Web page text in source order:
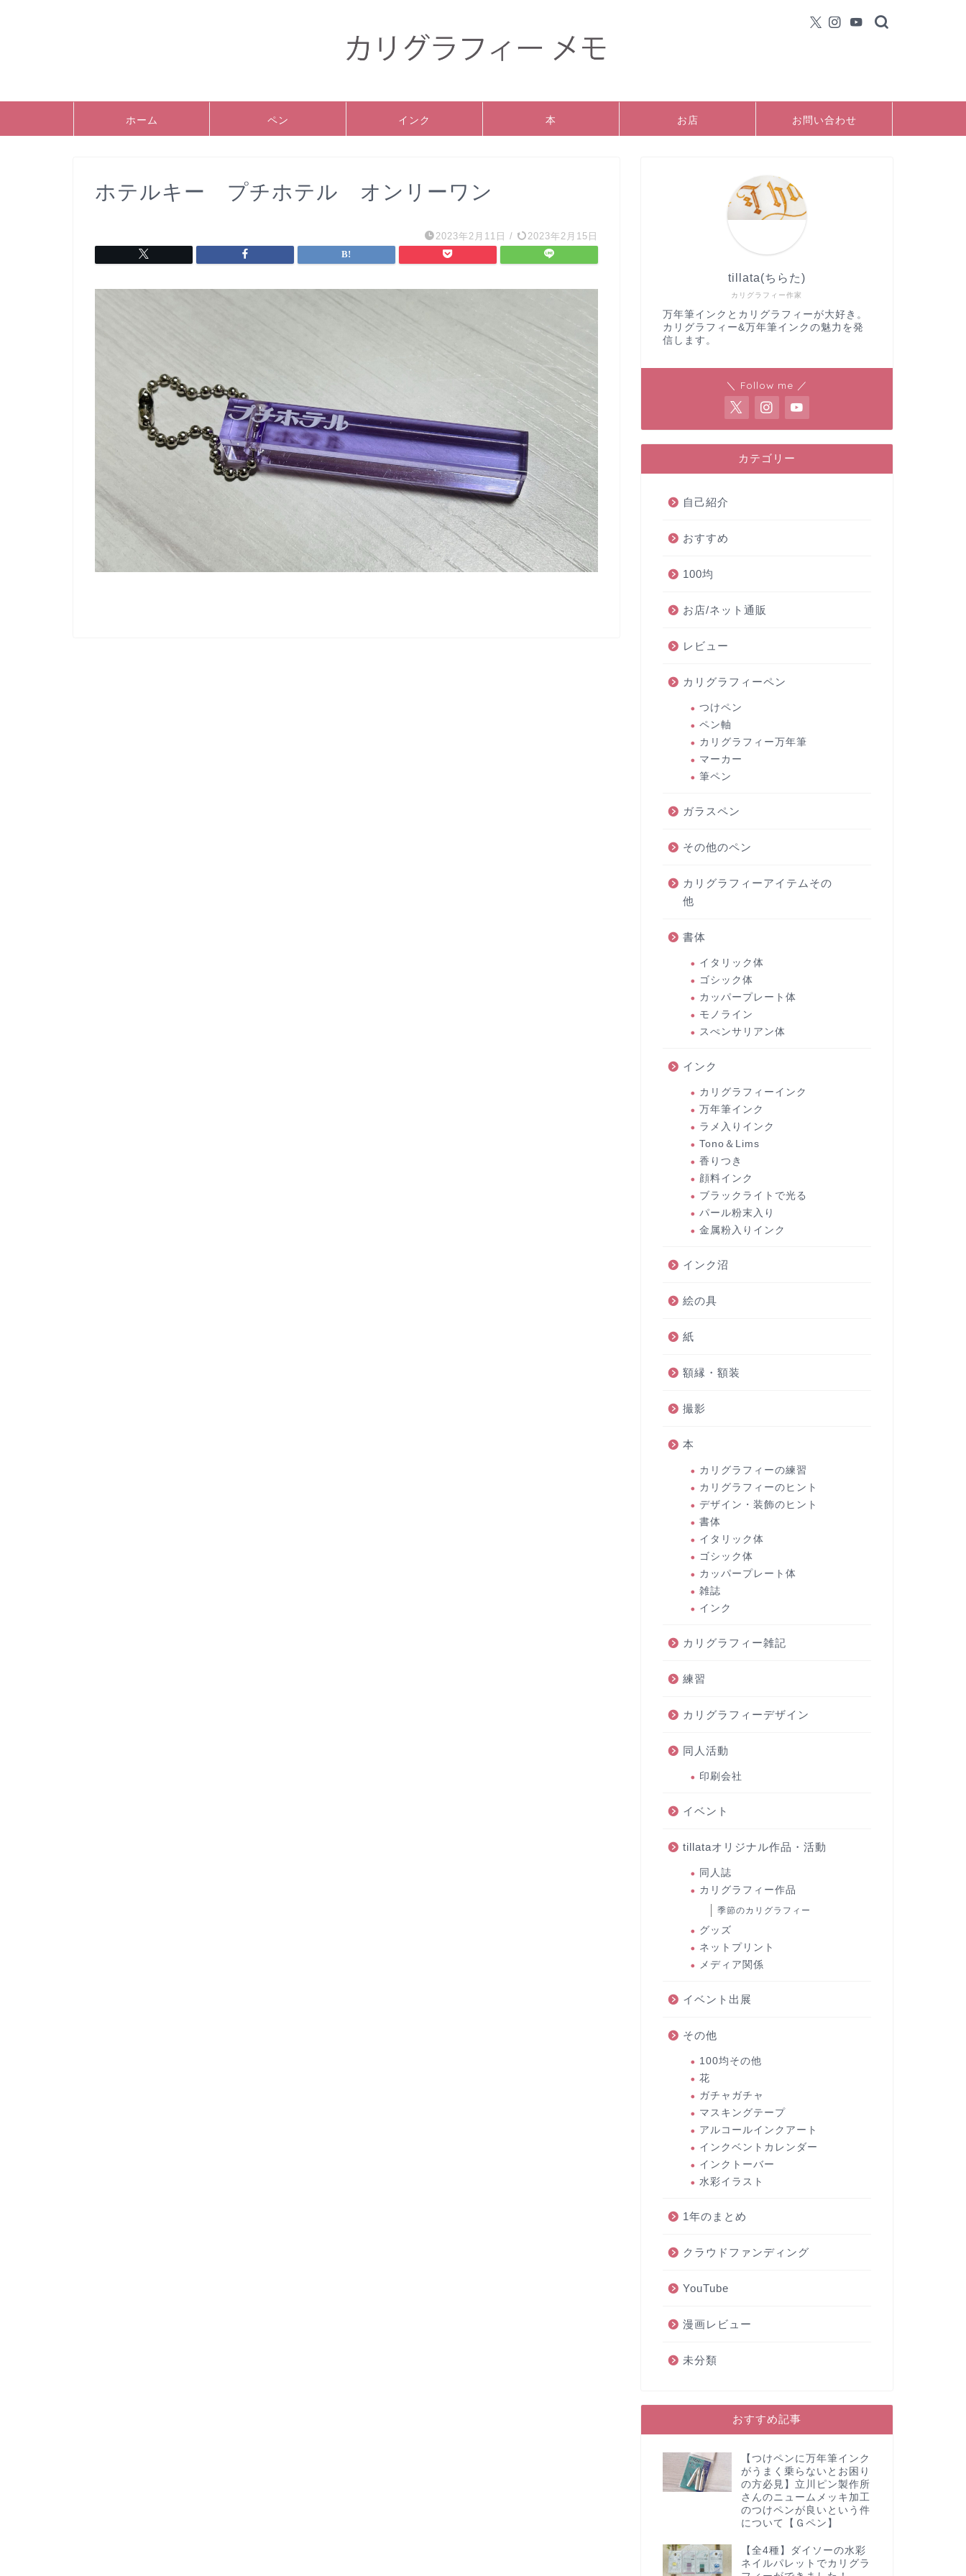
ホーム ペン インク 本 お店 お問い合わせ
ホテルキー プチホテル オンリーワン
2023年2月11日 / 2023年2月15日
カリグラフィー作家
tillata(ちらた)
万年筆インクとカリグラフィーが大好き。
カリグラフィー&万年筆インクの魅力を発
信します。
＼ Follow me ／
カテゴリー
自己紹介
おすすめ
100均
お店/ネット通販
レビュー
カリグラフィーペン
つけペン
ペン軸
カリグラフィー万年筆
マーカー
筆ペン
ガラスペン
その他のペン
カリグラフィーアイテムその
他
書体
イタリック体
ゴシック体
カッパープレート体
モノライン
スぺンサリアン体
インク
カリグラフィーインク
万年筆インク
ラメ入りインク
Tono＆Lims
香りつき
顔料インク
ブラックライトで光る
パール粉末入り
金属粉入りインク
インク沼
絵の具
紙
額縁・額装
撮影
本
カリグラフィーの練習
カリグラフィーのヒント
デザイン・装飾のヒント
書体
イタリック体
ゴシック体
カッパープレート体
雑誌
インク
カリグラフィー雑記
練習
カリグラフィーデザイン
同人活動
印刷会社
イベント
tillataオリジナル作品・活動
同人誌
カリグラフィー作品
季節のカリグラフィー
グッズ
ネットプリント
メディア関係
イベント出展
その他
100均その他
花
ガチャガチャ
マスキングテープ
アルコールインクアート
インクベントカレンダー
インクトーバー
水彩イラスト
1年のまとめ
クラウドファンディング
YouTube
漫画レビュー
未分類
おすすめ記事
【つけペンに万年筆インク
がうまく乗らないとお困り
の方必見】立川ピン製作所
さんのニュームメッキ加工
のつけペンが良いという件
について【Ｇペン】
【全4種】ダイソーの水彩
ネイルパレットでカリグラ